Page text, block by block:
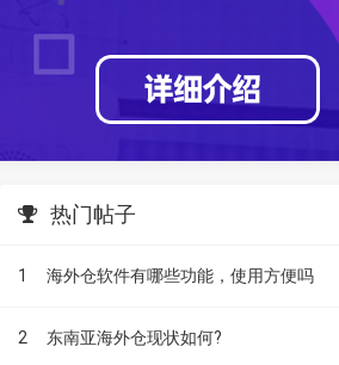
热门帖子
1 海外仓软件有哪些功能，使用方便吗
2 东南亚海外仓现状如何?